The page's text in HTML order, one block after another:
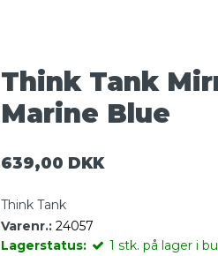
Think Tank
Marine Blue
639,00 DKK
Think Tank
Varenr.: 24057
Lagerstatus:
1 stk. på lager i